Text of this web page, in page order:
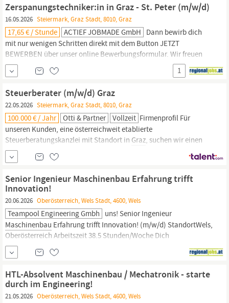
KabeltassenErstellung von...
Zerspanungstechniker:in in Graz - St. Peter (m/w/d)
16.05.2026 Steiermark, Graz Stadt, 8010, Graz
17,65 € / Stunde ACTIEF JOBMADE GmbH Dann bewirb dich
mit nur wenigen Schritten direkt mit dem Button JETZT
BEWERBEN über unser online Bewerbungsformular. Wir freuen
uns auf deine Bewerbung! Einsatzort
Anforderungsprofil
Abgeschlossene Ausbildung im Bereich Zerspanungstechnik mit
LAP Erste Erfahrung im Umgang mit CNC-
Fähigkeit zum Lesen und...
1
Steuerberater (m/w/d) Graz
22.05.2026 Steiermark, Graz Stadt, 8010, Graz
100.000 € / Jahr Otti & Partner Vollzeit Firmenprofil Für
unseren Kunden, eine österreichweit etablierte
Steuerberatungskanzlei mit Standort in Graz, suchen wir einen
Steuerberater (m/w/d). Aufgabenbereich Abwechslungsreiches
und verantwortungsvolles Aufgabengebiet Laufende steuerliche
steuerlichen Spezialfragen
Senior Ingenieur Maschinenbau Erfahrung trifft
Innovation!
20.06.2026 Oberösterreich, Wels Stadt, 4600, Wels
Teampool Engineering Gmbh uns! Senior Ingenieur
Maschinenbau Erfahrung trifft Innovation! (m/w/d) StandortWels,
Oberösterreich Arbeitszeit 38.5 Stunden/Woche Dich
begeistertErstellung von 3D-Entwurfskonstruktionen im Bereich
Werkzeug und BauteilKonzeptionierungDurchführen technischer
Berechnungen und FEM-AnalysenErstellen von
Fertigungsunterlagen und...
HTL-Absolvent Maschinenbau / Mechatronik - starte
durch im Engineering!
21.05.2026 Oberösterreich, Wels Stadt, 4600, Wels